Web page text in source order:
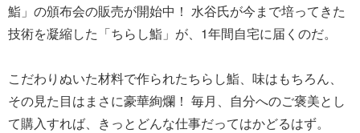
鮨」の頒布会の販売が開始中！ 水谷氏が今まで培ってきた
技術を凝縮した「ちらし鮨」が、1年間自宅に届くのだ。
こだわりぬいた材料で作られたちらし鮨、味はもちろん、
その見た目はまさに豪華絢爛！ 毎月、自分へのご褒美とし
て購入すれば、きっとどんな仕事だってはかどるはず。